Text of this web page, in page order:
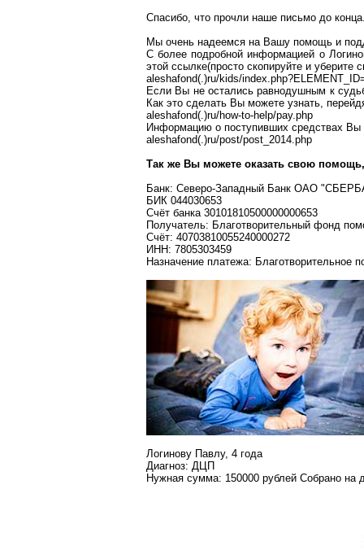
Спасибо, что прочли наше письмо до
Мы очень надеемся на Вашу помощь и
С более подробной информацией о
этой ссылке(просто скопируйте и уберите
aleshafond(.)ru/kids/
Если Вы не остались равнодушным к
Как это сделать Вы можете узнать,
aleshafond(.)ru/how-to-help/pay.php
Информацию о поступивших средствах Вы
aleshafond(.)ru/post/post_2014.php
Так же Вы можете оказать свою
Банк: Северо-Западный Банк ОАО
БИК 044030653
Счёт банка 30101810500000000653
Получатель: Благотворительный фонд
Счёт: 40703810055240000272
ИНН: 7805303459
Назначение платежа: Благотворительное
Логинову Павлу, 4 года
Диагноз: ДЦП
Нужная сумма: 150000 рублей Собрано на